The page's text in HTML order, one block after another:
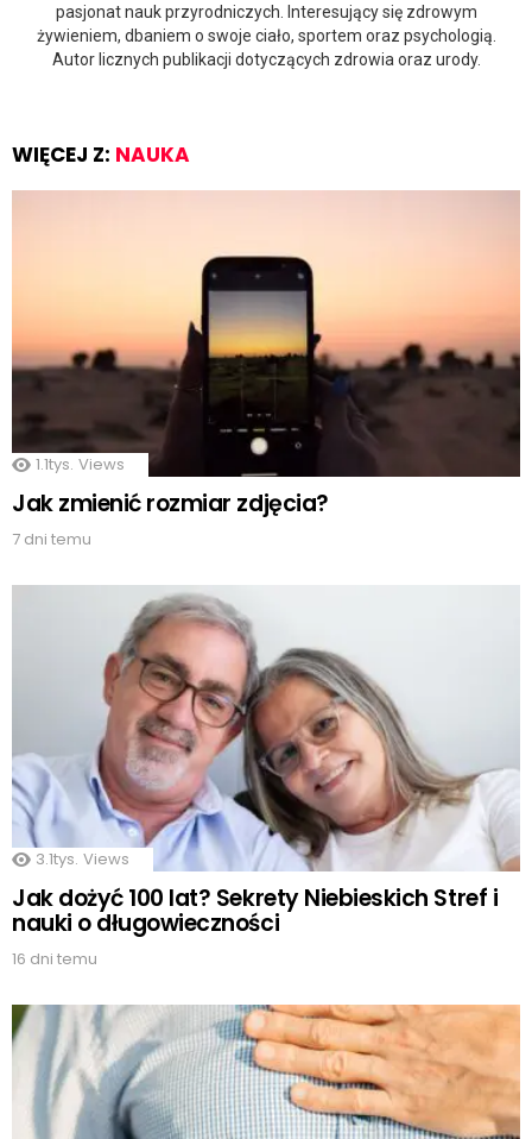
pasjonat nauk przyrodniczych. Interesujący się zdrowym
żywieniem, dbaniem o swoje ciało, sportem oraz psychologią.
Autor licznych publikacji dotyczących zdrowia oraz urody.
WIĘCEJ Z: NAUKA
1.1tys. Views
Jak zmienić rozmiar zdjęcia?
7 dni temu
3.1tys. Views
Jak dożyć 100 lat? Sekrety Niebieskich Stref i
nauki o długowieczności
16 dni temu